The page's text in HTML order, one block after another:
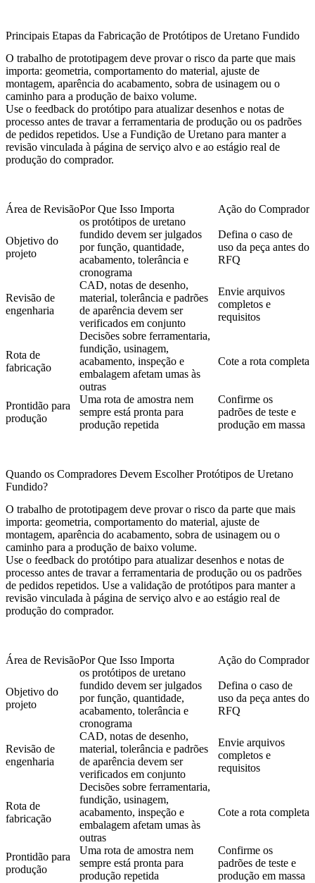
Principais Etapas da Fabricação de Protótipos de Uretano Fundido
O trabalho de prototipagem deve provar o risco da parte que mais
importa: geometria, comportamento do material, ajuste de
montagem, aparência do acabamento, sobra de usinagem ou o
caminho para a produção de baixo volume.
Use o feedback do protótipo para atualizar desenhos e notas de
processo antes de travar a ferramentaria de produção ou os padrões
de pedidos repetidos. Use a Fundição de Uretano para manter a
revisão vinculada à página de serviço alvo e ao estágio real de
produção do comprador.
Área de RevisãoPor Que Isso Importa Ação do Comprador
Objetivo do
projeto
os protótipos de uretano
fundido devem ser julgados
por função, quantidade,
acabamento, tolerância e
cronograma
Defina o caso de
uso da peça antes do
RFQ
Revisão de
engenharia
CAD, notas de desenho,
material, tolerância e padrões
de aparência devem ser
verificados em conjunto
Envie arquivos
completos e
requisitos
Rota de
fabricação
Decisões sobre ferramentaria,
fundição, usinagem,
acabamento, inspeção e
embalagem afetam umas às
outras
Cote a rota completa
Prontidão para
produção
Uma rota de amostra nem
sempre está pronta para
produção repetida
Confirme os
padrões de teste e
produção em massa
Quando os Compradores Devem Escolher Protótipos de Uretano
Fundido?
O trabalho de prototipagem deve provar o risco da parte que mais
importa: geometria, comportamento do material, ajuste de
montagem, aparência do acabamento, sobra de usinagem ou o
caminho para a produção de baixo volume.
Use o feedback do protótipo para atualizar desenhos e notas de
processo antes de travar a ferramentaria de produção ou os padrões
de pedidos repetidos. Use a validação de protótipos para manter a
revisão vinculada à página de serviço alvo e ao estágio real de
produção do comprador.
Área de RevisãoPor Que Isso Importa Ação do Comprador
Objetivo do
projeto
os protótipos de uretano
fundido devem ser julgados
por função, quantidade,
acabamento, tolerância e
cronograma
Defina o caso de
uso da peça antes do
RFQ
Revisão de
engenharia
CAD, notas de desenho,
material, tolerância e padrões
de aparência devem ser
verificados em conjunto
Envie arquivos
completos e
requisitos
Rota de
fabricação
Decisões sobre ferramentaria,
fundição, usinagem,
acabamento, inspeção e
embalagem afetam umas às
outras
Cote a rota completa
Prontidão para
produção
Uma rota de amostra nem
sempre está pronta para
produção repetida
Confirme os
padrões de teste e
produção em massa